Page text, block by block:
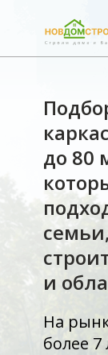
до 80
и
На
более 7